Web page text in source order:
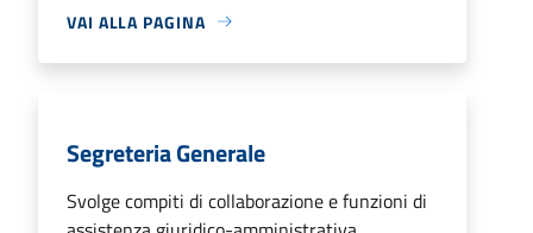
VAI ALLA PAGINA
Segreteria Generale
Svolge compiti di collaborazione e funzioni di